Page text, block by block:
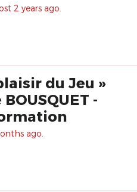
2 years ago.
du Jeu »
-
ago.